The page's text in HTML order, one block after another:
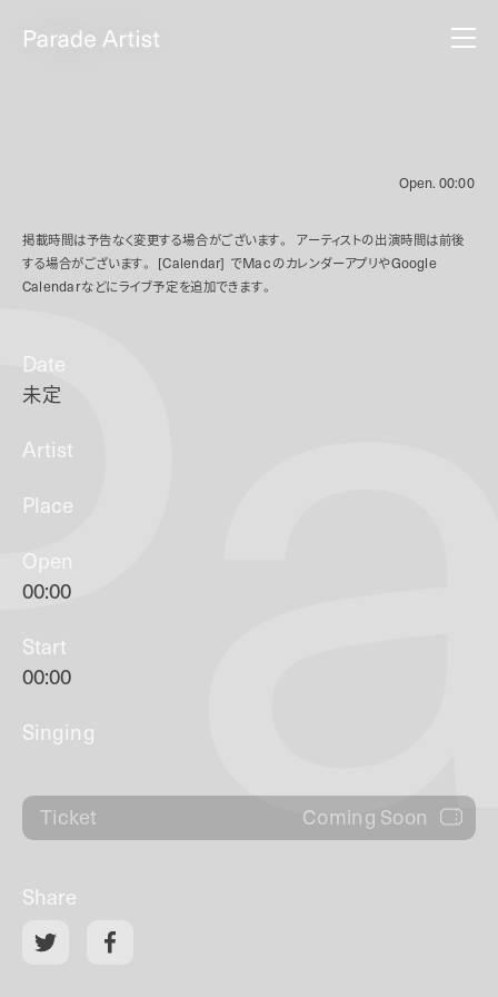
Open. 00:00
掲載時間は予告なく変更する場合がございます。
アーティストの出演時間は前後
する場合がございます。
[Calendar] でMacのカレンダーアプリやGoogle
Calendarなどにライブ予定を追加できます。
Date
未定
Artist
Place
Open
00:00
Start
00:00
Singing
Ticket Coming Soon
Share